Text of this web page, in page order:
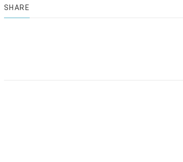
SHARE